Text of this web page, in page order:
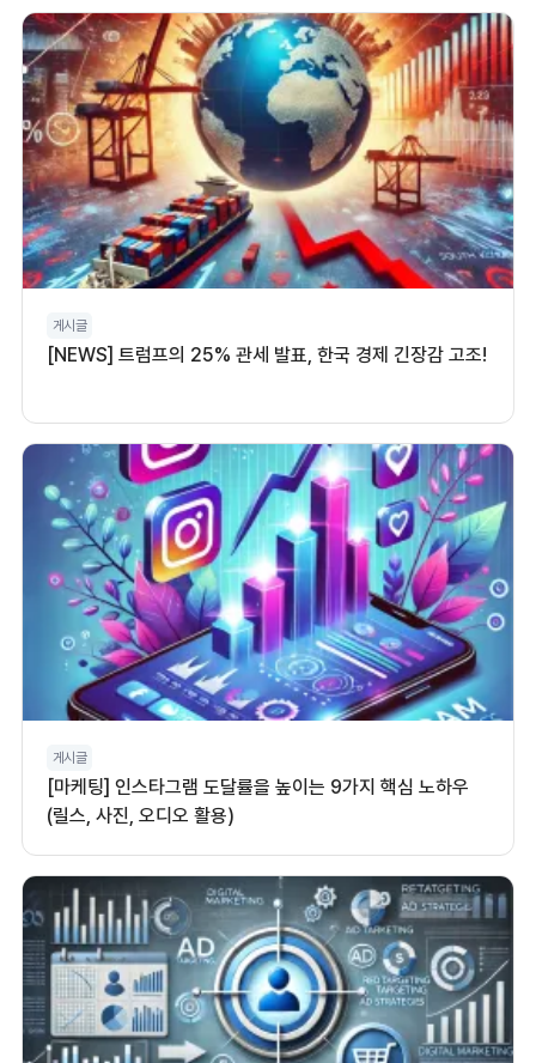
게시글
[NEWS] 트럼프의 25% 관세 발표, 한국 경제 긴장감 고조!
게시글
[마케팅] 인스타그램 도달률을 높이는 9가지 핵심 노하우
(릴스, 사진, 오디오 활용)